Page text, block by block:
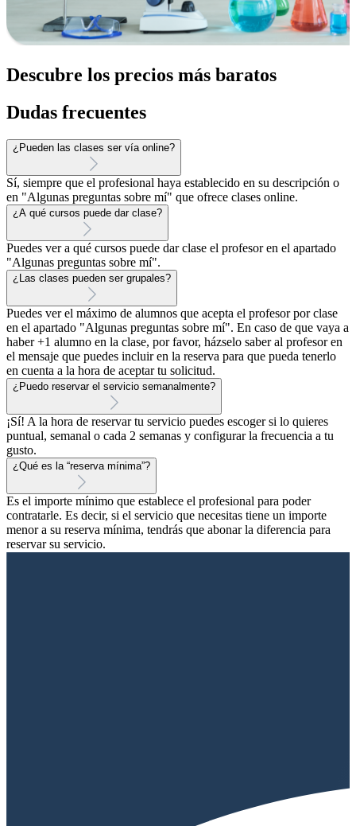
Descubre los precios más baratos
Dudas frecuentes
¿Pueden las clases ser vía online?
Sí, siempre que el profesional haya establecido en su descripción o
en "Algunas preguntas sobre mí" que ofrece clases online.
¿A qué cursos puede dar clase?
Puedes ver a qué cursos puede dar clase el profesor en el apartado
"Algunas preguntas sobre mí".
¿Las clases pueden ser grupales?
Puedes ver el máximo de alumnos que acepta el profesor por clase
en el apartado "Algunas preguntas sobre mí". En caso de que vaya a
haber +1 alumno en la clase, por favor, házselo saber al profesor en
el mensaje que puedes incluir en la reserva para que pueda tenerlo
en cuenta a la hora de aceptar tu solicitud.
¿Puedo reservar el servicio semanalmente?
¡Sí! A la hora de reservar tu servicio puedes escoger si lo quieres
puntual, semanal o cada 2 semanas y configurar la frecuencia a tu
gusto.
¿Qué es la “reserva mínima”?
Es el importe mínimo que establece el profesional para poder
contratarle. Es decir, si el servicio que necesitas tiene un importe
menor a su reserva mínima, tendrás que abonar la diferencia para
reservar su servicio.